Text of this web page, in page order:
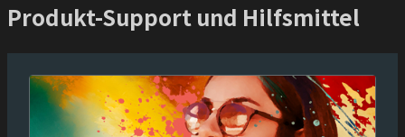
Produkt-Support und Hilfsmittel